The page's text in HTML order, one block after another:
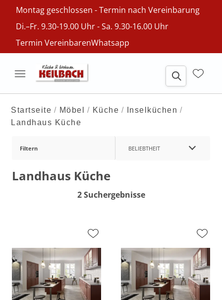
Montag geschlossen - Termin nach Vereinbarung
Di.–Fr. 9.30-19.00 Uhr - Sa. 9.30-16.00 Uhr
Termin VereinbarenWhatsapp
Startseite Möbel Küche
Inselküchen
Landhaus Küche
Filtern BELIEBTHEIT
Landhaus Küche
2 Suchergebnisse